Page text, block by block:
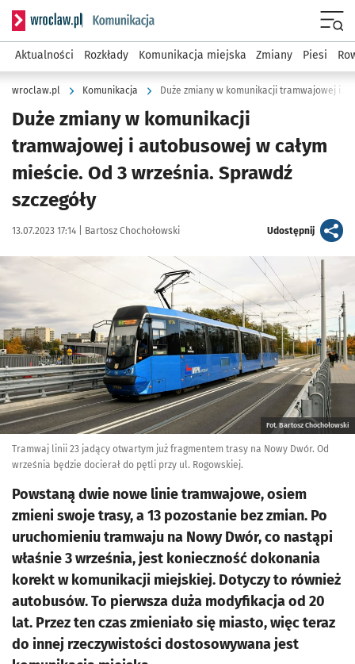
Serwis informacyjny wroclaw.pl podserwis: Komunikacja
Aktualności Rozkłady Komunikacja miejska Zmiany Piesi
wroclaw.pl Komunikacja
Duże zmiany w komunikacji
tramwajowej i autobusowej w całym
mieście. Od 3 września. Sprawdź
szczegóły
Data publikacji:
13.07.2023 17:14 | Autor:
Bartosz Chochołowski Udostępnijartykuł
Kliknij, aby powiększyć
Fot. Bartosz Chochołowski
Tramwaj linii 23 jadący otwartym już fragmentem trasy na Nowy Dwór. Od
września będzie docierał do pętli przy ul. Rogowskiej.
Powstaną dwie nowe linie tramwajowe, osiem
zmieni swoje trasy, a 13 pozostanie bez zmian. Po
uruchomieniu tramwaju na Nowy Dwór, co nastąpi
właśnie 3 września, jest konieczność dokonania
korekt w komunikacji miejskiej. Dotyczy to również
autobusów. To pierwsza duża modyfikacja od 20
lat. Przez ten czas zmieniało się miasto, więc teraz
do innej rzeczywistości dostosowywana jest